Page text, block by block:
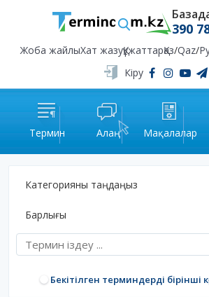
390
Жоба жайлыХат жазуҚұжаттарҚаз/Qaz/
Кіру
Термин Алаң Мақалалар
Категорияны таңдаңыз
Барлығы
Бекітілген терминдерді бірінші